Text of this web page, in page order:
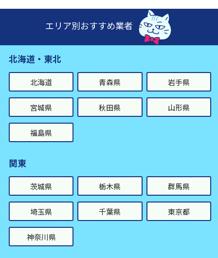
エリア別おすすめ業者
北海道・東北
北海道 青森県 岩手県
宮城県 秋田県 山形県
福島県
関東
茨城県 栃木県 群馬県
埼玉県 千葉県 東京都
神奈川県